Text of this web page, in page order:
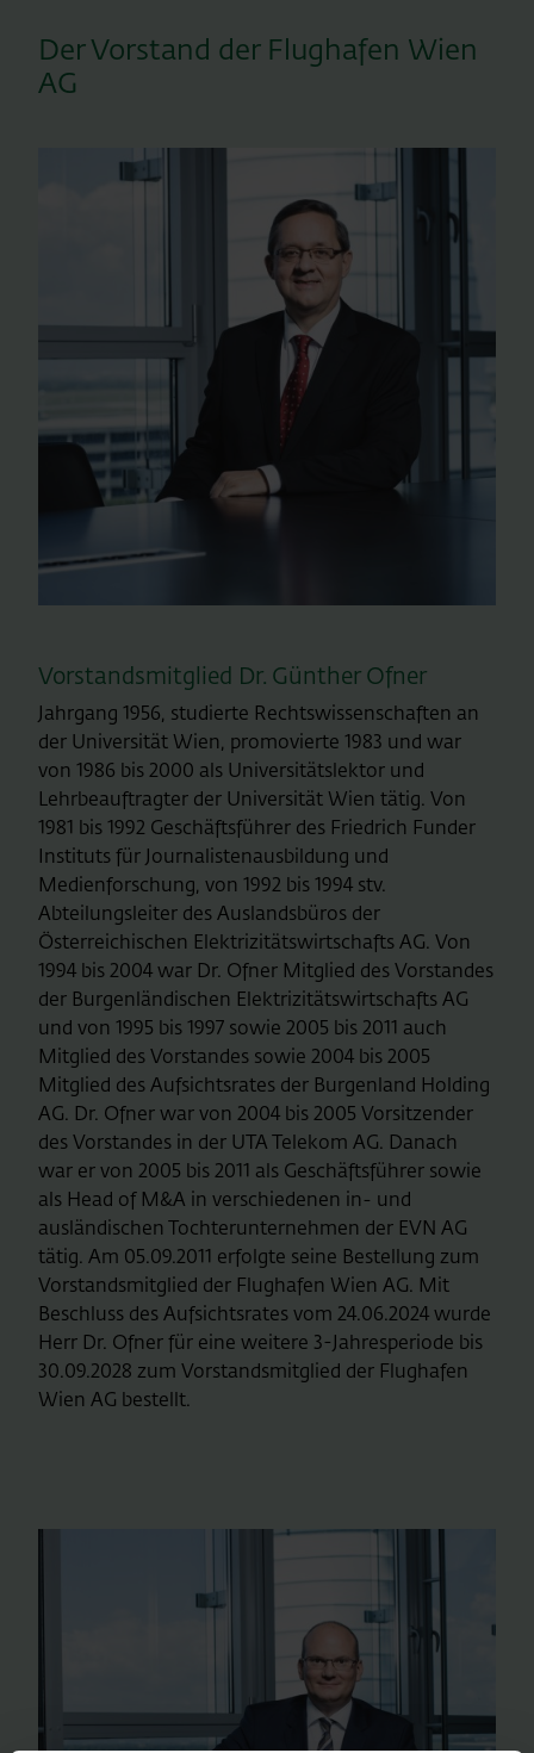
Der Vorstand der Flughafen Wien
AG
Vorstandsmitglied Dr. Günther Ofner
Jahrgang 1956, studierte Rechtswissenschaften an
der Universität Wien, promovierte 1983 und war
von 1986 bis 2000 als Universitätslektor und
Lehrbeauftragter der Universität Wien tätig. Von
1981 bis 1992 Geschäftsführer des Friedrich Funder
Instituts für Journalistenausbildung und
Medienforschung, von 1992 bis 1994 stv.
Abteilungsleiter des Auslandsbüros der
Österreichischen Elektrizitätswirtschafts AG. Von
1994 bis 2004 war Dr. Ofner Mitglied des Vorstandes
der Burgenländischen Elektrizitätswirtschafts AG
und von 1995 bis 1997 sowie 2005 bis 2011 auch
Mitglied des Vorstandes sowie 2004 bis 2005
Mitglied des Aufsichtsrates der Burgenland Holding
AG. Dr. Ofner war von 2004 bis 2005 Vorsitzender
des Vorstandes in der UTA Telekom AG. Danach
war er von 2005 bis 2011 als Geschäftsführer sowie
als Head of M&A in verschiedenen in- und
ausländischen Tochterunternehmen der EVN AG
tätig. Am 05.09.2011 erfolgte seine Bestellung zum
Vorstandsmitglied der Flughafen Wien AG. Mit
Beschluss des Aufsichtsrates vom 24.06.2024 wurde
Herr Dr. Ofner für eine weitere 3-Jahresperiode bis
30.09.2028 zum Vorstandsmitglied der Flughafen
Wien AG bestellt.